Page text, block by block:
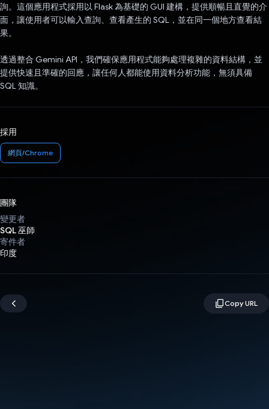
詢。這個應用程式採用以 Flask 為基礎的 GUI 建構，提供順暢且直覺的介
面，讓使用者可以輸入查詢、查看產生的 SQL，並在同一個地方查看結
果。
透過整合 Gemini API，我們確保應用程式能夠處理複雜的資料結構，並
提供快速且準確的回應，讓任何人都能使用資料分析功能，無須具備
SQL 知識。
採用
網頁/Chrome
團隊
變更者
SQL 巫師
寄件者
印度